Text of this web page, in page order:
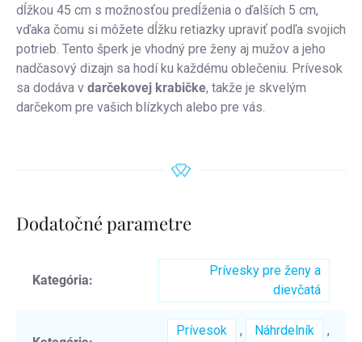
dĺžkou 45 cm s možnosťou predĺženia o ďalších 5 cm,
vďaka čomu si môžete dĺžku retiazky upraviť podľa svojich
potrieb. Tento šperk je vhodný pre ženy aj mužov a jeho
nadčasový dizajn sa hodí ku každému oblečeniu. Prívesok
sa dodáva v darčekovej krabičke, takže je skvelým
darčekom pre vašich blízkych alebo pre vás.
Dodatočné parametre
Kategória:
Prívesky pre ženy a
dievčatá
Prívesok , Náhrdelník ,